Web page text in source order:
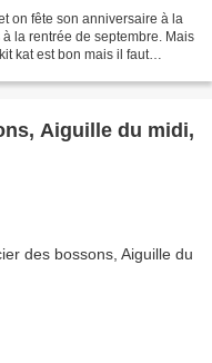
on fête son anniversaire à la
la rentrée de septembre. Mais
kat est bon mais il faut
Aiguille du midi,